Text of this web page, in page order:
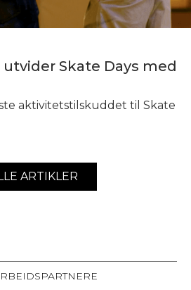
Skate Days med
aktivitetstilskuddet til Skate
ARTIKLER